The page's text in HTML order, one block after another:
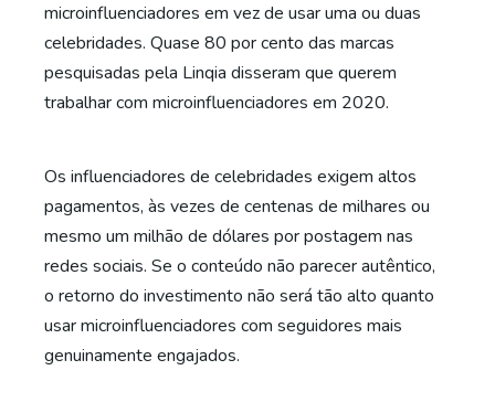
microinfluenciadores em vez de usar uma ou duas
celebridades. Quase 80 por cento das marcas
pesquisadas pela Linqia disseram que querem
trabalhar com microinfluenciadores em 2020.
Os influenciadores de celebridades exigem altos
pagamentos, às vezes de centenas de milhares ou
mesmo um milhão de dólares por postagem nas
redes sociais. Se o conteúdo não parecer autêntico,
o retorno do investimento não será tão alto quanto
usar microinfluenciadores com seguidores mais
genuinamente engajados.